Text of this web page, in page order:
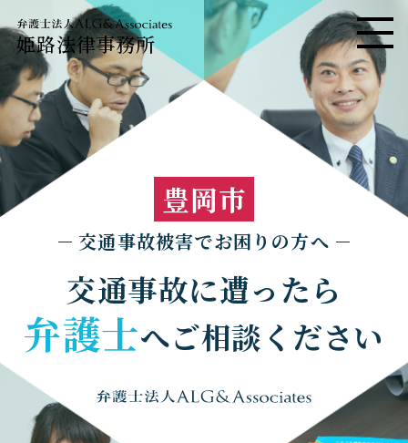
姫路法律事務所 メニ
豊岡市
交通事故被害でお困りの方へ
交通事故に遭ったら
弁護士へご相談ください